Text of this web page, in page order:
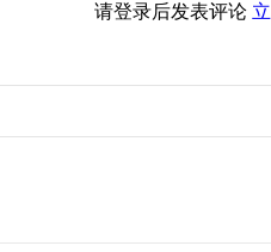
请登录后发表评论